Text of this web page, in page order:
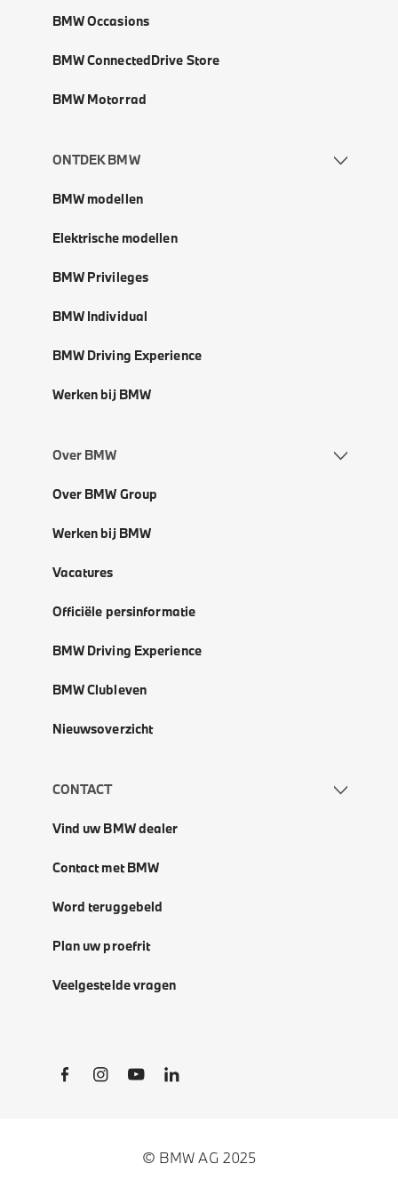
BMW Occasions
BMW ConnectedDrive Store
BMW Motorrad
ONTDEK BMW
BMW modellen
Elektrische modellen
BMW Privileges
BMW Individual
BMW Driving Experience
Werken bij BMW
Over BMW
Over BMW Group
Werken bij BMW
Vacatures
Officiële persinformatie
BMW Driving Experience
BMW Clubleven
Nieuwsoverzicht
CONTACT
Vind uw BMW dealer
Contact met BMW
Word teruggebeld
Plan uw proefrit
Veelgestelde vragen
Social Links
© BMW AG 2025